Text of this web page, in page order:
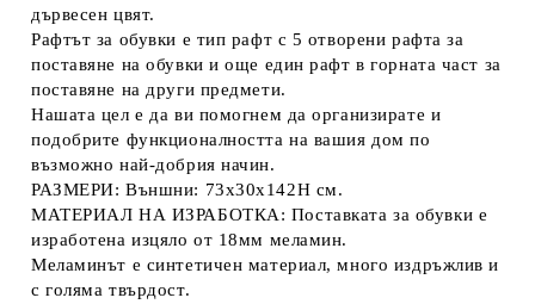
дървесен цвят.
Рафтът за обувки е тип рафт с 5 отворени рафта за
поставяне на обувки и още един рафт в горната част за
поставяне на други предмети.
Нашата цел е да ви помогнем да организирате и
подобрите функционалността на вашия дом по
възможно най-добрия начин.
РАЗМЕРИ: Външни: 73x30x142H см.
МАТЕРИАЛ НА ИЗРАБОТКА: Поставката за обувки е
изработена изцяло от 18мм меламин.
Меламинът е синтетичен материал, много издръжлив и
с голяма твърдост.